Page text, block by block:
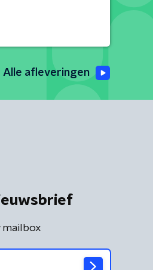
Alle afleveringen
mailbox